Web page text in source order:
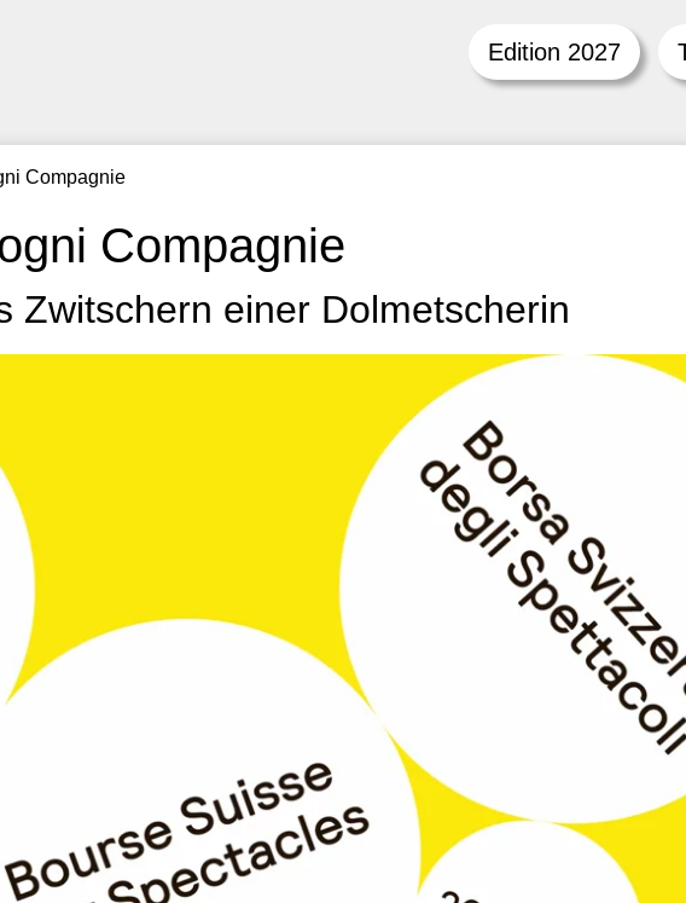
Edition 2027
Compagnie
Compagnie
Zwitschern einer Dolmetscherin